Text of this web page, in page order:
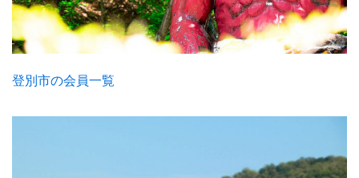
登別市の会員一覧